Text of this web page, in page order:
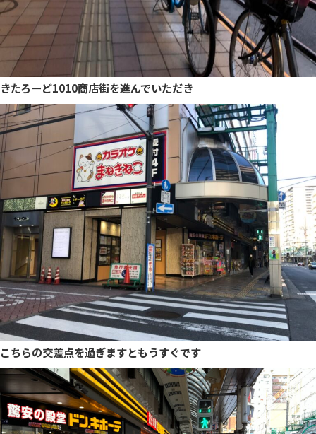
きたろーど1010商店街を進んでいただき
こちらの交差点を過ぎますともうすぐです